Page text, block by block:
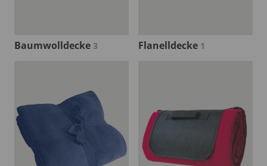
Baumwolldecke 3 Flanelldecke 1